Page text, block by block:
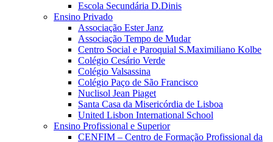
Escola Secundária D.Dinis
Ensino Privado
Associação Ester Janz
Associação Tempo de Mudar
Centro Social e Paroquial S.Maximiliano Kolbe
Colégio Cesário Verde
Colégio Valsassina
Colégio Paço de São Francisco
Nuclisol Jean Piaget
Santa Casa da Misericórdia de Lisboa
United Lisbon International School
Ensino Profissional e Superior
CENFIM – Centro de Formação Profissional da